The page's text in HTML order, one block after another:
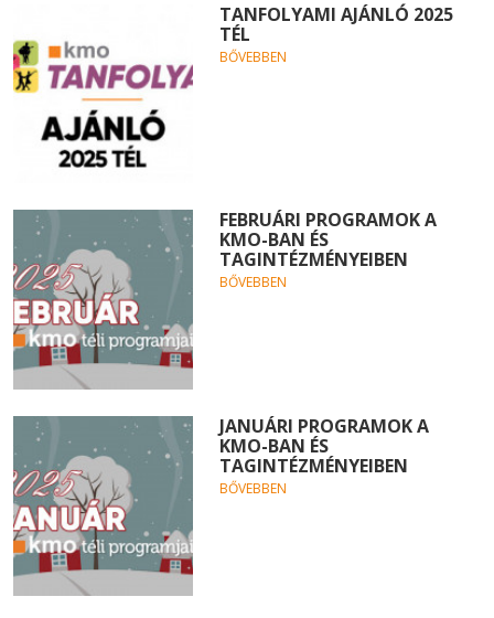
TANFOLYAMI AJÁNLÓ 2025
TÉL
BŐVEBBEN
FEBRUÁRI PROGRAMOK A
KMO-BAN ÉS
TAGINTÉZMÉNYEIBEN
BŐVEBBEN
JANUÁRI PROGRAMOK A
KMO-BAN ÉS
TAGINTÉZMÉNYEIBEN
BŐVEBBEN